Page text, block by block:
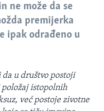
ne može da se
premijerka
ipak odrađeno u
u društvo postoji
položaj istopolnih
već postoje zivotne